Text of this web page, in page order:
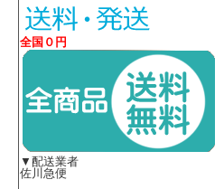
全国０円
▼配送業者
佐川急便